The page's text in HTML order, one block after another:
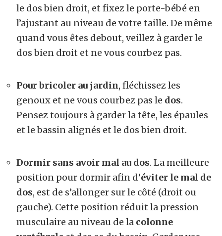
le dos bien droit, et fixez le porte-bébé en
l’ajustant au niveau de votre taille. De même
quand vous êtes debout, veillez à garder le
dos bien droit et ne vous courbez pas.
Pour bricoler au jardin, fléchissez les
genoux et ne vous courbez pas le dos.
Pensez toujours à garder la tête, les épaules
et le bassin alignés et le dos bien droit.
Dormir sans avoir mal au dos. La meilleure
position pour dormir afin d’éviter le mal de
dos, est de s’allonger sur le côté (droit ou
gauche). Cette position réduit la pression
musculaire au niveau de la colonne